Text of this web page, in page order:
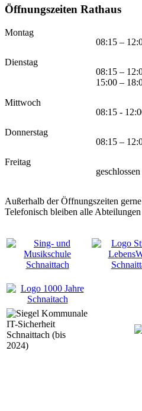
Öffnungszeiten Rathaus
Montag
08:15 –
Dienstag
08:15 –
15:00 –
Mittwoch
08:15 -
Donnerstag
08:15 –
Freitag
geschlossen
Außerhalb der Öffnungszeiten
Telefonisch bleiben alle